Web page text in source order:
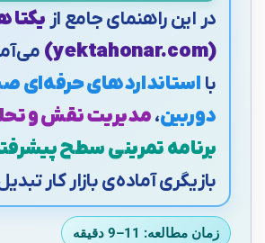
در این راهنمای جامع ازیکتا
(yektahonar.com)
با استانداردهای حرفه‌ای
دوربین،مدیریت نقش و
برنامه تمرینی سطح
بازیگری آماده‌ی بازار کار
زمان مطالعه: 11–9 دقیقه